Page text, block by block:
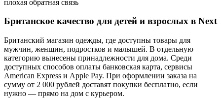
плохая обратная связь
Британское качество для детей и взрослых в Next
Британский магазин одежды, где доступны товары для
мужчин, женщин, подростков и малышей. В отдельную
категорию вынесены принадлежности для дома. Среди
доступных способов оплаты банковская карта, сервисы
American Express и Apple Pay. При оформлении заказа на
сумму от 2 000 рублей доставят покупки бесплатно, если
нужно — прямо на дом с курьером.